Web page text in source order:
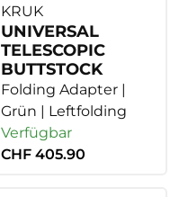
KRUK
UNIVERSAL
TELESCOPIC
BUTTSTOCK
Folding Adapter |
Grün | Leftfolding
Verfügbar
CHF 405.90